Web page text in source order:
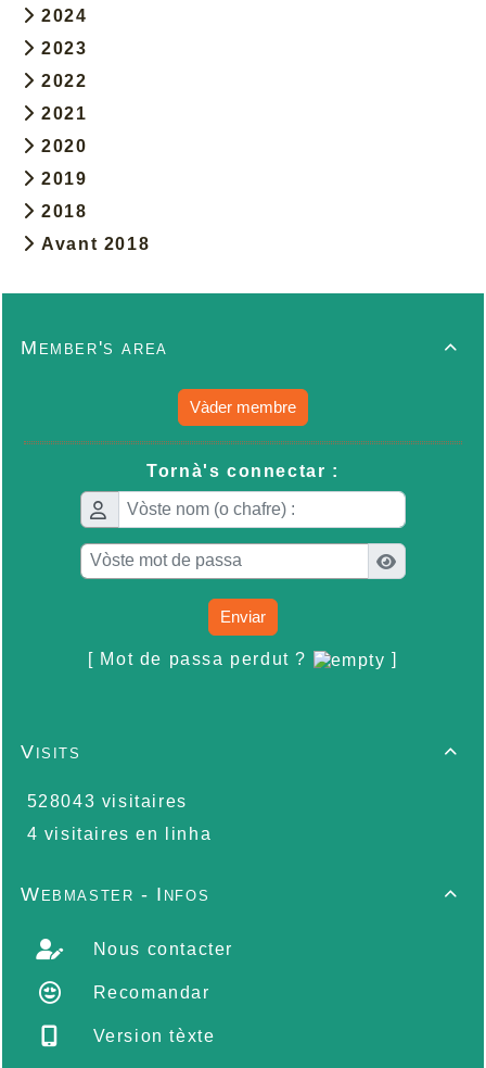
2024
2023
2022
2021
2020
2019
2018
Avant 2018

Member's area
Vàder membre
Tornà's connectar :
Enviar
[ Mot de passa perdut ? ]

Visits
528043 visitaires
4 visitaires en linha

Webmaster - Infos
Nous contacter
Recomandar
Version tèxte